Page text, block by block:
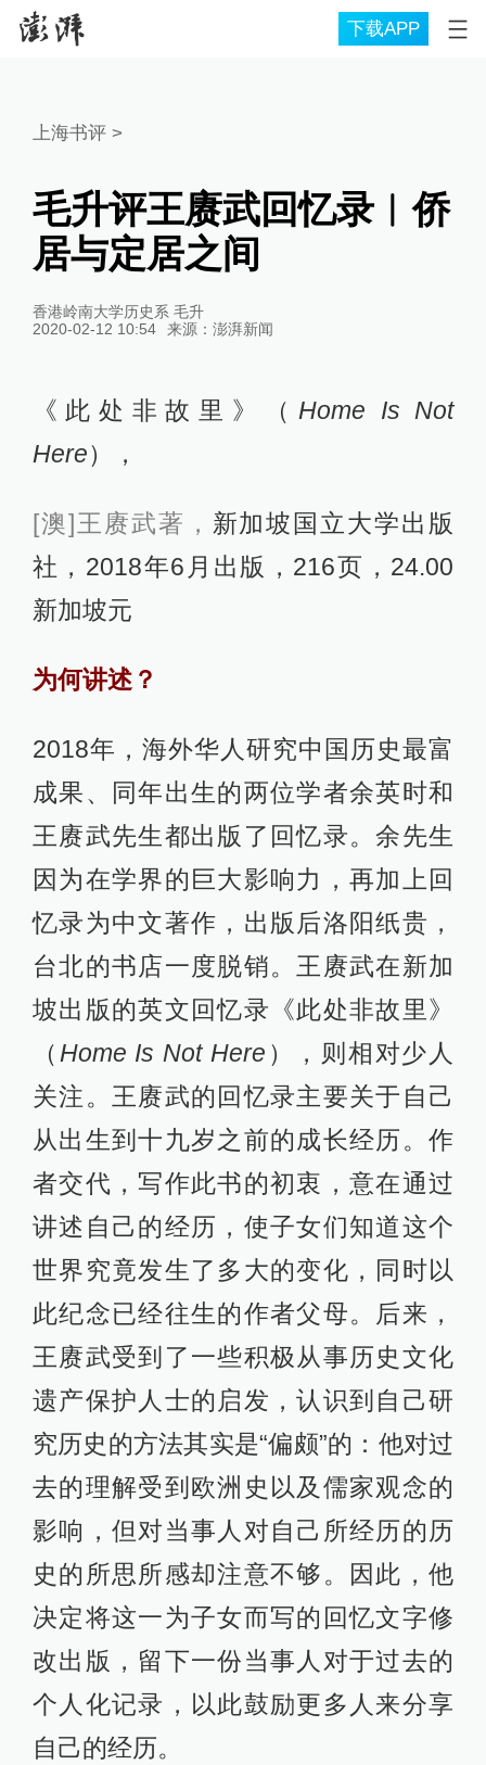
下载APP
上海书评>
毛升评王赓武回忆录︱侨
居与定居之间
香港岭南大学历史系 毛升
2020-02-12 10:54
来源： 澎湃新闻
《此处非故里》（ Home Is Not
Here），
[澳]王赓武著， 新加坡国立大学出版
社，2018年6月出版，216页，24.00
新加坡元
为何讲述？
2018年，海外华人研究中国历史最富
成果、同年出生的两位学者余英时和
王赓武先生都出版了回忆录。余先生
因为在学界的巨大影响力，再加上回
忆录为中文著作，出版后洛阳纸贵，
台北的书店一度脱销。王赓武在新加
坡出版的英文回忆录《此处非故里》
（ Home Is Not Here ），则相对少人
关注。王赓武的回忆录主要关于自己
从出生到十九岁之前的成长经历。作
者交代，写作此书的初衷，意在通过
讲述自己的经历，使子女们知道这个
世界究竟发生了多大的变化，同时以
此纪念已经往生的作者父母。后来，
王赓武受到了一些积极从事历史文化
遗产保护人士的启发，认识到自己研
究历史的方法其实是“偏颇”的：他对过
去的理解受到欧洲史以及儒家观念的
影响，但对当事人对自己所经历的历
史的所思所感却注意不够。因此，他
决定将这一为子女而写的回忆文字修
改出版，留下一份当事人对于过去的
个人化记录，以此鼓励更多人来分享
自己的经历。